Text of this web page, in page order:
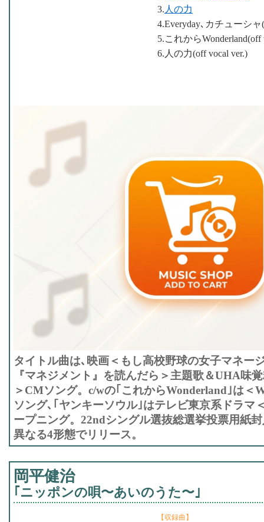
3. 人の力
4.Everyday､カチューシャ
5.これからWonderland(off
6.人の力(off vocal ver.)
タイトル曲は､映画＜もし高校野球の女子マネー
『マネジメント』を読んだら＞主題歌＆UHA味
＞CMソング。c/wの｢これからWonderland｣は
ソング､｢ヤンキーソウル｣はテレビ東京系ドラマ
ープニング。22ndシングル選抜総選挙投票用紙
異なる4形態でリリース。
岡平健治
｢ニッポンの唄〜あいのうた〜｣
【収録曲】